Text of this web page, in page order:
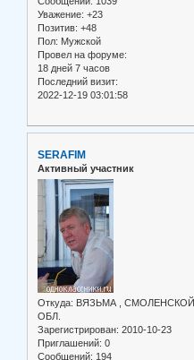
Уважение: +23
Позитив: +48
Пол: Мужской
Провел на форуме:
18 дней 7 часов
Последний визит:
2022-12-19 03:01:58
SERAFIM
Активный участник
Откуда: ВЯЗЬМА , СМОЛЕНСКОЙ
ОБЛ.
Зарегистрирован: 2010-10-23
Приглашений: 0
Сообщений: 194